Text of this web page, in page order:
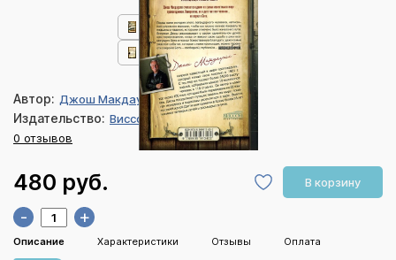
Автор: Джош Макдауэлл
Издательство: Виссон
0 отзывов
480 руб. В корзину
- +
Описание Характеристики Отзывы Оплата